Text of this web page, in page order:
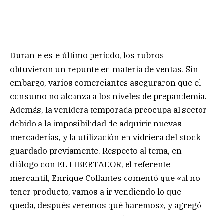
Durante este último período, los rubros
obtuvieron un repunte en materia de ventas. Sin
embargo, varios comerciantes aseguraron que el
consumo no alcanza a los niveles de prepandemia.
Además, la venidera temporada preocupa al sector
debido a la imposibilidad de adquirir nuevas
mercaderías, y la utilización en vidriera del stock
guardado previamente. Respecto al tema, en
diálogo con EL LIBERTADOR, el referente
mercantil, Enrique Collantes comentó que «al no
tener producto, vamos a ir vendiendo lo que
queda, después veremos qué haremos», y agregó